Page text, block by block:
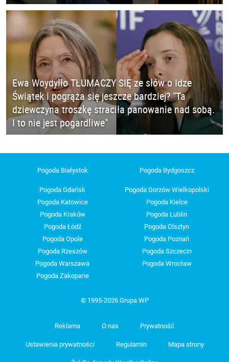
Ewa Woydyłło TŁUMACZY SIĘ ze słów o Idze
Świątek i pogrąża się jeszcze bardziej? "Ta
dziewczyna troszkę straciła panowanie nad sobą.
I to nie jest pogardliwe"
Pogoda Białystok Pogoda Bydgoszcz
Pogoda Gdańsk
Pogoda Gorzów Wielkopolski
Pogoda Katowice
Pogoda Kielce
Pogoda Kraków
Pogoda Lublin
Pogoda Łódź
Pogoda Olsztyn
Pogoda Opole
Pogoda Poznań
Pogoda Rzeszów
Pogoda Szczecin
Pogoda Warszawa
Pogoda Wrocław
Pogoda Zakopane
© 1995-2026 Grupa WP
Reklama O nas Prywatność
Ustawienia prywatności Regulamin Mapa strony